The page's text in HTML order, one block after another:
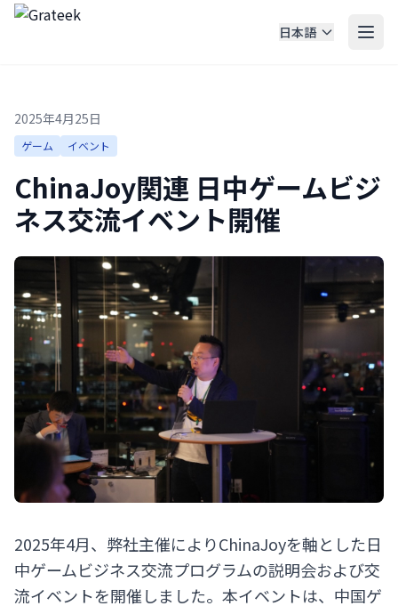
日本語
2025年4月25日
ゲーム イベント
ChinaJoy関連 日中ゲームビジ
ネス交流イベント開催
2025年4月、弊社主催によりChinaJoyを軸とした日
中ゲームビジネス交流プログラムの説明会および交
流イベントを開催しました。本イベントは、中国ゲ